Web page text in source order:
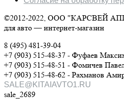
©2012-2022, ООО "КАРСВЕЙ АПП"
для авто — интернет-магазин
8 (495) 481-39-04
+7 (903) 515-48-37 - Фуфаев
+7 (903) 515-48-51 - Фомичев
+7 (903) 515-48-62 - Рахманов
SALE@KITAIAVTO1.RU
sale_2689